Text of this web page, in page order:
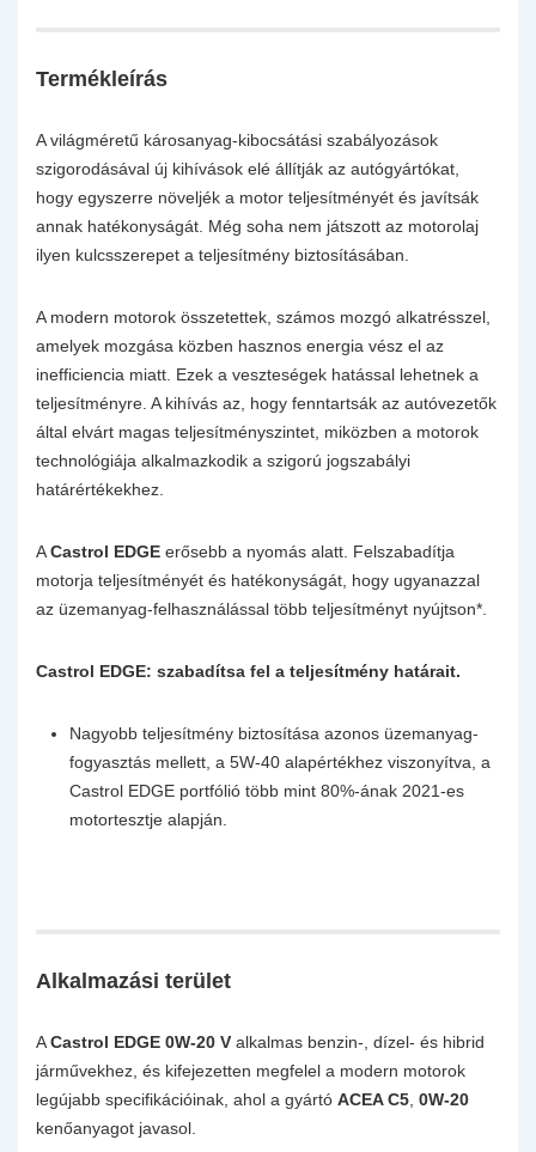
Termékleírás
A világméretű károsanyag-kibocsátási szabályozások
szigorodásával új kihívások elé állítják az autógyártókat,
hogy egyszerre növeljék a motor teljesítményét és javítsák
annak hatékonyságát. Még soha nem játszott az motorolaj
ilyen kulcsszerepet a teljesítmény biztosításában.
A modern motorok összetettek, számos mozgó alkatrésszel,
amelyek mozgása közben hasznos energia vész el az
inefficiencia miatt. Ezek a veszteségek hatással lehetnek a
teljesítményre. A kihívás az, hogy fenntartsák az autóvezetők
által elvárt magas teljesítményszintet, miközben a motorok
technológiája alkalmazkodik a szigorú jogszabályi
határértékekhez.
ACastrol EDGE erősebb a nyomás alatt. Felszabadítja
motorja teljesítményét és hatékonyságát, hogy ugyanazzal
az üzemanyag-felhasználással több teljesítményt nyújtson*.
Castrol EDGE: szabadítsa fel a teljesítmény határait.
Nagyobb teljesítmény biztosítása azonos üzemanyag-
fogyasztás mellett, a 5W-40 alapértékhez viszonyítva, a
Castrol EDGE portfólió több mint 80%-ának 2021-es
motortesztje alapján.
Alkalmazási terület
ACastrol EDGE 0W-20 V alkalmas benzin-, dízel- és hibrid
járművekhez, és kifejezetten megfelel a modern motorok
legújabb specifikációinak, ahol a gyártó ACEA C5 0W-20
kenőanyagot javasol.